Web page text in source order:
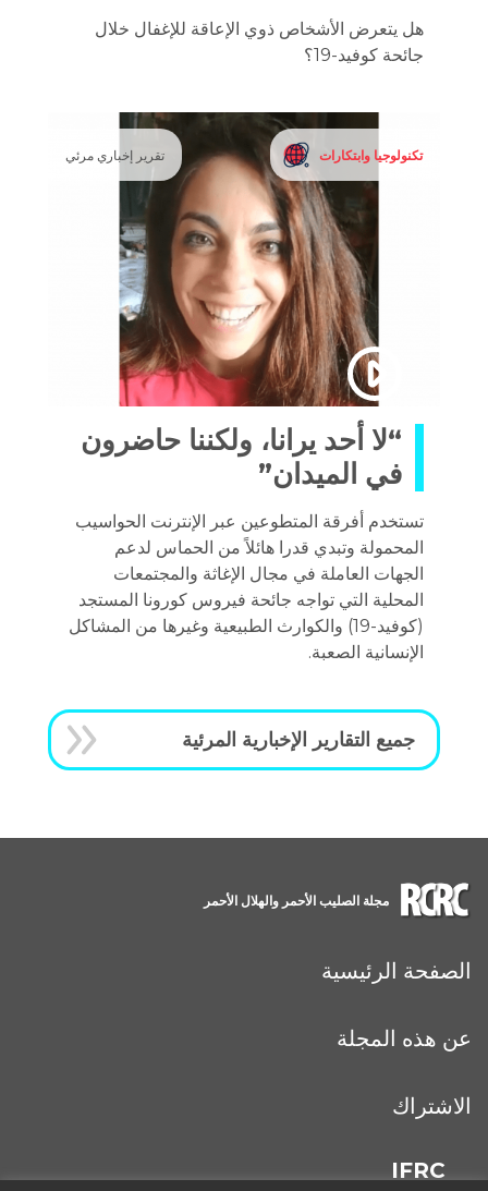
هل يتعرض الأشخاص ذوي الإعاقة للإغفال خلال
جائحة كوفيد-19؟
تكنولوجيا وابتكارات تقرير إخباري مرئي
“لا أحد يرانا، ولكننا حاضرون
في الميدان”
تستخدم أفرقة المتطوعين عبر الإنترنت الحواسيب
المحمولة وتبدي قدرا هائلاً من الحماس لدعم
الجهات العاملة في مجال الإغاثة والمجتمعات
المحلية التي تواجه جائحة فيروس كورونا المستجد
(كوفيد-19) والكوارث الطبيعية وغيرها من المشاكل
الإنسانية الصعبة.
جميع التقارير الإخبارية المرئية
مجلة الصليب الأحمر والهلال الأحمر
الصفحة الرئيسية
عن هذه المجلة
الاشتراك
IFRC